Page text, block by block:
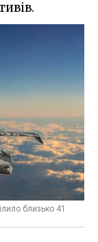
близько 41